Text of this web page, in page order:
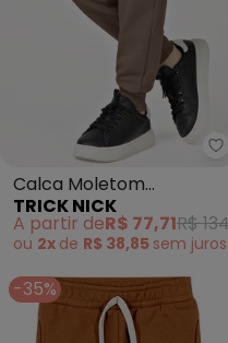
Calca Moletom
(Marrom)
TRICK NICK
A partir deR$ 77,71R$
ou 2x de R$ 38,85 sem juros
-35%